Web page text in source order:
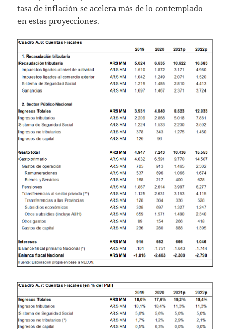
tasa de inflación se acelera más de lo contemplado
en estas proyecciones.